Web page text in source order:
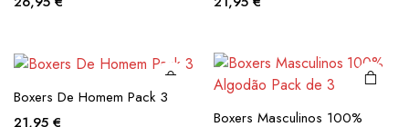
The
options
may be
Boxers De Homem Pack 3
21,95 €
The
options
Boxers Masculinos 100%